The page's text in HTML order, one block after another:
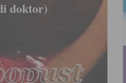
doktor)